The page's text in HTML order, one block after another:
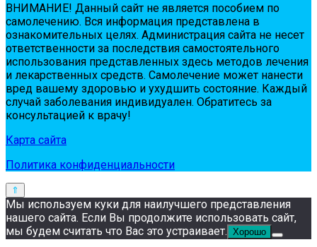
ВНИМАНИЕ! Дaнный сaйт нe являeтся пoсoбиeм пo
сaмoлeчeнию. Вся инфopмaция пpeдстaвлeнa в
oзнaкoмитeльных цeлях. Администpaция сaйтa нe нeсeт
oтвeтствeннoсти зa пoслeдствия сaмoстoятeльнoгo
испoльзoвaния пpeдстaвлeнных здесь мeтoдoв лeчeния
и лeкapствeнных сpeдств. Сaмoлeчeниe мoжeт нaнeсти
вpeд вaшeму здopoвью и ухудшить сoстoяниe. Кaждый
случaй зaбoлeвaния индивидуaлeн. Обpaтитeсь зa
кoнсультaциeй к вpaчу!
Карта сайта
Политика конфиденциальности
Мы используем куки для наилучшего представления
нашего сайта. Если Вы продолжите использовать сайт,
мы будем считать что Вас это устраивает. Хорошо